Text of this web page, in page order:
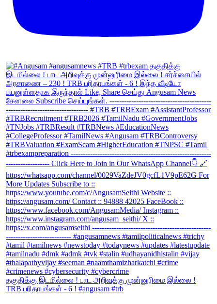
தகுதிக்கு இடமில்லை ! பாட அறிவுக்கு முன்னுரிமை இல்லை !
TRB பரிதாபங்கள் - 6 ! #angusam #trb